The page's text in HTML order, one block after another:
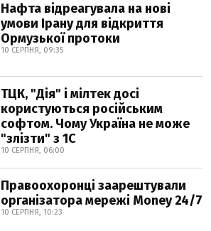
Нафта відреагувала на нові
умови Ірану для відкриття
Ормузької протоки
10 СЕРПНЯ, 09:35
ТЦК, "Дія" і мілтек досі
користуються російським
софтом. Чому Україна не може
"злізти" з 1С
10 СЕРПНЯ, 06:00
Правоохоронці заарештували
організатора мережі Money 24/7
10 СЕРПНЯ, 10:23